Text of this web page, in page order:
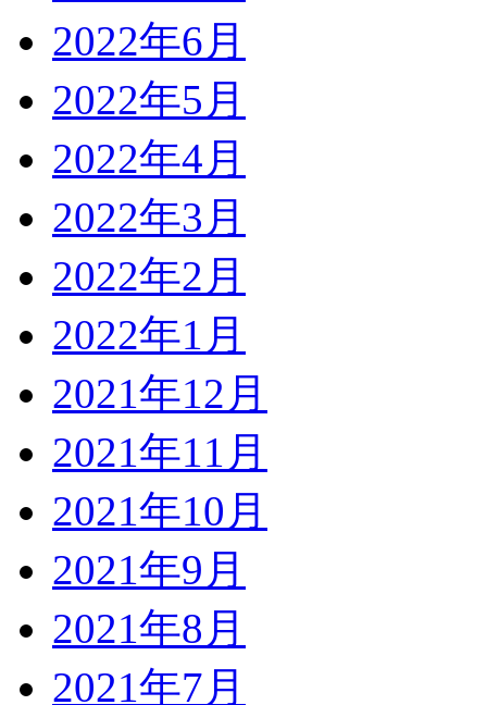
2022年6月
2022年5月
2022年4月
2022年3月
2022年2月
2022年1月
2021年12月
2021年11月
2021年10月
2021年9月
2021年8月
2021年7月